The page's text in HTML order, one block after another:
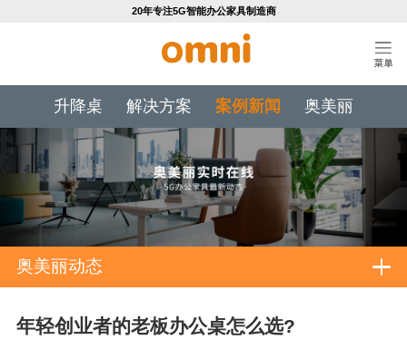
20年专注5G智能办公家具制造商
升降桌 解决方案 案例新闻 奥美丽
奥美丽动态
年轻创业者的老板办公桌怎么选?